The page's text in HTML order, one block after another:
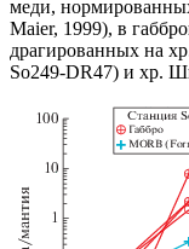
меди,
Maier, 1999), в
драгированных на
So249-DR47) и хр.